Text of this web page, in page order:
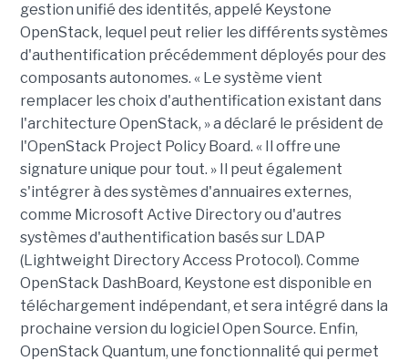
gestion unifié des identités, appelé Keystone
OpenStack, lequel peut relier les différents systèmes
d'authentification précédemment déployés pour des
composants autonomes. « Le système vient
remplacer les choix d'authentification existant dans
l'architecture OpenStack, » a déclaré le président de
l'OpenStack Project Policy Board. « Il offre une
signature unique pour tout. » Il peut également
s'intégrer à des systèmes d'annuaires externes,
comme Microsoft Active Directory ou d'autres
systèmes d'authentification basés sur LDAP
(Lightweight Directory Access Protocol). Comme
OpenStack DashBoard, Keystone est disponible en
téléchargement indépendant, et sera intégré dans la
prochaine version du logiciel Open Source. Enfin,
OpenStack Quantum, une fonctionnalité qui permet